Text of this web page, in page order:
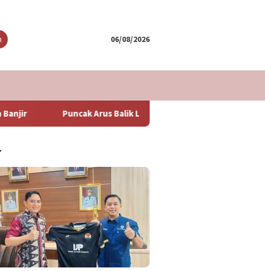
06/08/2026
Arus Balik Lebaran 2024 Diperkirakan Hari Minggu Besok